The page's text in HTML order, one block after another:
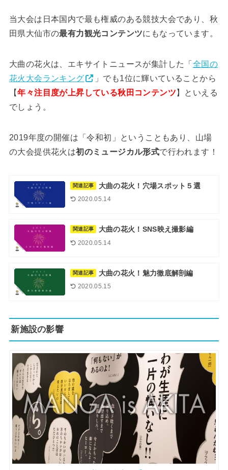
当大会は日本国内で最も権威のある競技大会であり、秋
田県大仙市の最有力観光コンテンツにもなっています。
大曲の花火は、エキサイトニュースが集計した「 全国の
花火大会ランキング
」でも1位に輝いていることから
【年々注目度が上昇している秋田コンテンツ 】といえる
でしょう。
2019年度の開催は「令和初」ということもあり、山場
の大会提供花火は初のミュージカル形式で行われます！
関連記事 大曲の花火！穴場スポット５選
2020.05.14
関連記事 大曲の花火！SNS映え撮影編
2020.05.14
関連記事 大曲の花火！魅力徹底解剖編
2020.05.15
新施設の影響